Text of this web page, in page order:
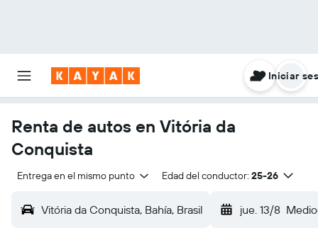
Iniciar
Renta de autos en Vitória da
Conquista
Entrega en el mismo punto Edad del conductor: 25-26
Vitória da Conquista, Bahía, Brasil jue. 13/8